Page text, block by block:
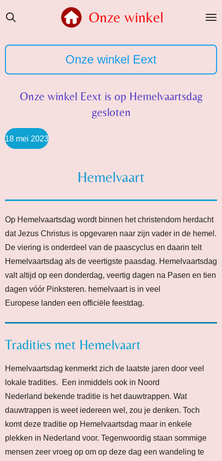
Ga
direct
Onze winkel
Onze winkel Eext
Onze winkel Eext is op Hemelvaartsdag
gesloten
18 mei 2023
Hemelvaart
Op Hemelvaartsdag wordt binnen het christendom herdacht
dat Jezus Christus is opgevaren naar zijn vader in de hemel.
De viering is onderdeel van de paascyclus en daarin telt
Hemelvaartsdag als de veertigste paasdag. Hemelvaartsdag
valt altijd op een donderdag, veertig dagen na Pasen en tien
dagen vóór Pinksteren. hemelvaart is in veel
Europese landen een officiële feestdag.
Tradities met Hemelvaart
Hemelvaartsdag kenmerkt zich de laatste jaren door veel
lokale tradities. Een inmiddels ook in Noord
Nederland bekende traditie is het dauwtrappen. Wat
dauwtrappen is weet iedereen wel, zou je denken. Toch
komt deze traditie op Hemelvaartsdag maar in enkele
plekken in Nederland voor. Tegenwoordig staan sommige
mensen zeer vroeg op om op deze dag een wandeling te